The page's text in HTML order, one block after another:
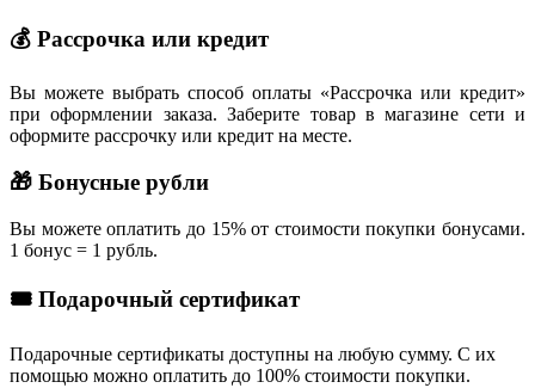
💰 Рассрочка или кредит
Вы можете выбрать способ оплаты «Рассрочка или кредит»
при оформлении заказа. Заберите товар в магазине сети и
оформите рассрочку или кредит на месте.
🎁 Бонусные рубли
Вы можете оплатить до 15% от стоимости покупки бонусами.
1 бонус = 1 рубль.
🎟 Подарочный сертификат
Подарочные сертификаты доступны на любую сумму. С их
помощью можно оплатить до 100% стоимости покупки.